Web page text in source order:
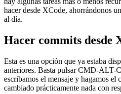
hacer desde XCode, ahorrándonos
al día.
Hacer commits desde
Esta es una opción que ya estaba
anteriores. Basta pulsar CMD-ALT-
escribamos el mensaje y hagamos el
cambiado prácticamente nada con